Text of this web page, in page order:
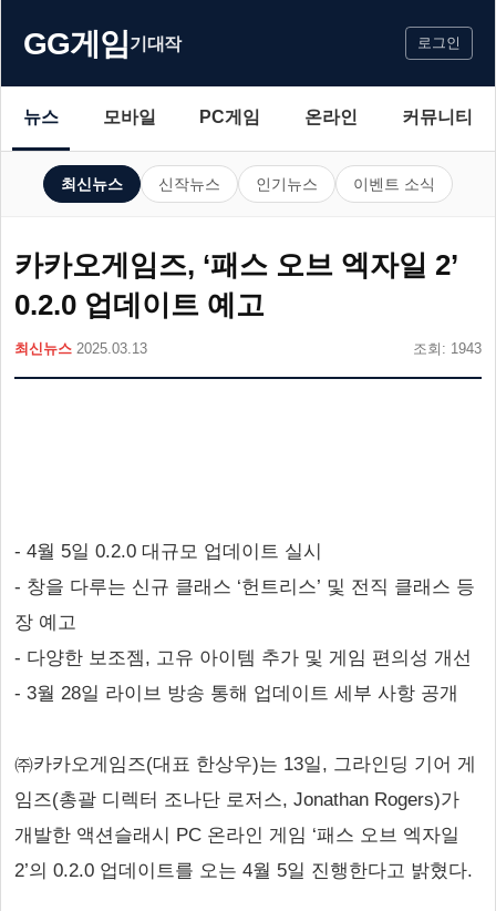
GG게임기대작 로그인
뉴스 모바일 PC게임 온라인 커뮤니티
최신뉴스 신작뉴스 인기뉴스 이벤트 소식
카카오게임즈, ‘패스 오브 엑자일 2’
0.2.0 업데이트 예고
최신뉴스 2025.03.13 조회: 1943
- 4월 5일 0.2.0 대규모 업데이트 실시
- 창을 다루는 신규 클래스 ‘헌트리스’ 및 전직 클래스 등
장 예고
- 다양한 보조젬, 고유 아이템 추가 및 게임 편의성 개선
- 3월 28일 라이브 방송 통해 업데이트 세부 사항 공개
㈜카카오게임즈(대표 한상우)는 13일, 그라인딩 기어 게
임즈(총괄 디렉터 조나단 로저스, Jonathan Rogers)가
개발한 액션슬래시 PC 온라인 게임 ‘패스 오브 엑자일
2’의 0.2.0 업데이트를 오는 4월 5일 진행한다고 밝혔다.